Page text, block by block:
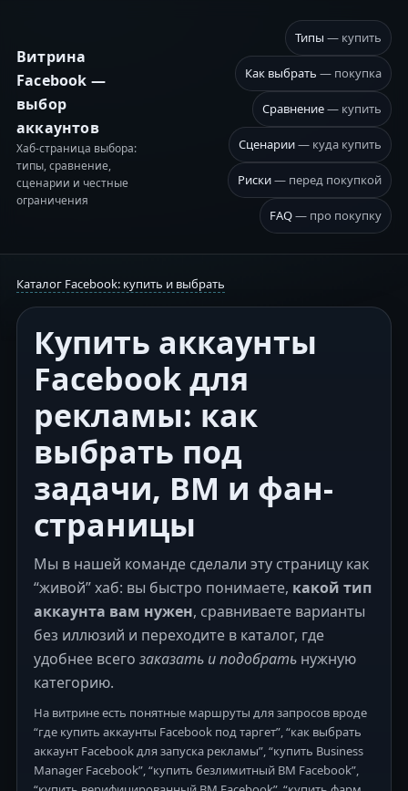
Витрина
Facebook —
выбор
аккаунтов
Хаб-страница выбора:
типы, сравнение,
сценарии и честные
ограничения
Типы — купить
Как выбрать — покупка
Сравнение— купить
Сценарии— куда купить
Риски— перед покупкой
FAQ— про покупку
Каталог Facebook: купить и выбрать
Купить аккаунты
Facebook для
рекламы: как
выбрать под
задачи, BM и фан-
страницы
Мы в нашей команде сделали эту страницу как
“живой” хаб: вы быстро понимаете, какой тип
аккаунта вам нужен, сравниваете варианты
без иллюзий и переходите в каталог, где
удобнее всего заказать и подобрать нужную
категорию.
На витрине есть понятные маршруты для запросов вроде
“где купить аккаунты Facebook под таргет”, “как выбрать
аккаунт Facebook для запуска рекламы”, “купить Business
Manager Facebook”, “купить безлимитный BM Facebook”,